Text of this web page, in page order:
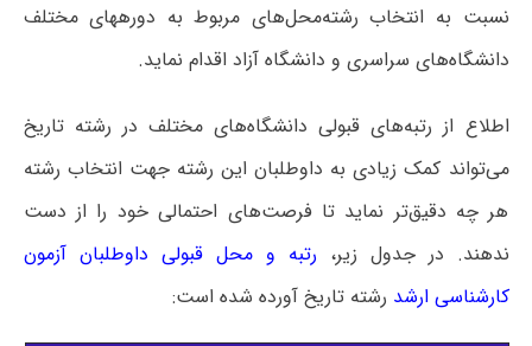
نسبت به انتخاب رشته‌محل‌های مربوط به دوره‎های مختلف
دانشگاه‌های سراسری و دانشگاه آزاد اقدام نماید.
اطلاع از رتبه‌های قبولی دانشگاه‌های مختلف در رشته تاریخ
می‌تواند کمک زیادی به داوطلبان این رشته جهت انتخاب رشته
هر چه دقیق‌تر نماید تا فرصت‌های احتمالی خود را از دست
ندهند. در جدول زیر، رتبه و محل قبولی داوطلبان آزمون
کارشناسی ارشد رشته تاریخ آورده شده است: